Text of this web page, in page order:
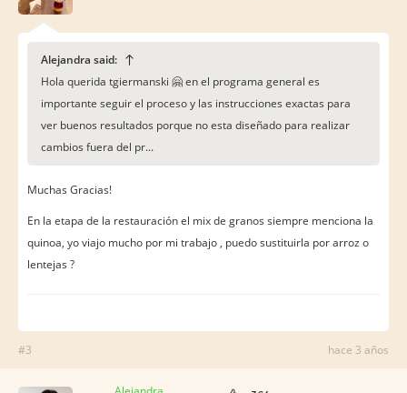
Alejandra said:
Hola querida tgiermanski 🤗 en el programa general es
importante seguir el proceso y las instrucciones exactas para
ver buenos resultados porque no esta diseñado para realizar
cambios fuera del pr...
Muchas Gracias!
En la etapa de la restauración el mix de granos siempre menciona la
quinoa, yo viajo mucho por mi trabajo , puedo sustituirla por arroz o
lentejas ?
#3 hace 3 años